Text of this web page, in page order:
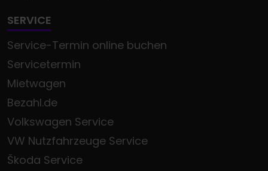
SERVICE
Service-Termin online buchen
Servicetermin
Mietwagen
Bezahl.de
Volkswagen Service
VW Nutzfahrzeuge Service
Škoda Service